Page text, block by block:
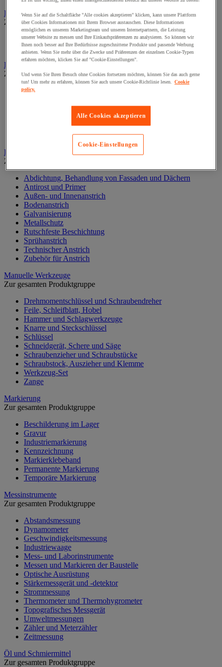
Elektrowerkzeug
Zur gesamten Produktgruppe
Elektrowerkzeug mit Kabel
Kabelloses Elektrowerkzeug
Kleben und Abdichten
Zur gesamten Produktgruppe
Industrie- und Wartungskleber
Klebstoff und Dichtmasse zur Isolierung, Schalldämmung
Oberflächenbehandlung- und Reinigung
Zubehör zum Kleben und Abdichten
Lackieren und Beschichten
Zur gesamten Produktgruppe
Abdichtung, Behandlung von Fassaden und Dächern
Antirost und Primer
Außen- und Innenanstrich
Bodenanstrich
Galvanisierung
Metallschutz
Rutschfeste Beschichtung
Sprühanstrich
Technischer Anstrich
Zubehör für Anstrich
Manuelle Werkzeuge
Zur gesamten Produktgruppe
Drehmomentschlüssel und Schraubendreher
Feile, Schleifblatt, Hobel
Hammer und Schlagwerkzeuge
Knarre und Steckschlüssel
Schlüssel
Schneidgerät, Schere und Säge
Schraubenzieher und Schraubstücke
Schraubstock, Auszieher und Klemme
Werkzeug-Set
Zange
Markierung
Zur gesamten Produktgruppe
Beschilderung im Lager
Gravur
Industriemarkierung
Kennzeichnung
Markierklebeband
Permanente Markierung
Temporäre Markierung
Messinstrumente
Zur gesamten Produktgruppe
Abstandsmessung
Dynamometer
Geschwindigkeitsmessung
Industriewaage
Mess- und Laborinstrumente
Messen und Markieren der Baustelle
Optische Ausrüstung
Stärkemessgerät und -detektor
Strommessung
Thermometer und Thermohygrometer
Topografisches Messgerät
Umweltmessungen
Zähler und Meterzähler
Zeitmessung
Öl und Schmiermittel
Zur gesamten Produktgruppe
Wenn Sie auf die Schaltfläche "Alle cookies akzeptieren" klicken, kann unsere Plattform
über Cookies Informationen mit Ihrem Browser austauschen. Diese Informationen
ermöglichen es unserem Marketingteam und unseren Internetpartnern, die Leistung
unserer Website zu messen und Ihre Einkaufspräferenzen zu analysieren. So können wir
Ihnen noch besser auf Ihre Bedürfnisse zugeschnittene Produkte und passende Werbung
anbieten. Wenn Sie mehr über die Zwecke und Präferenzen der einzelnen Cookie-Typen
erfahren möchten, klicken Sie auf "Cookie-Einstellungen".
Und wenn Sie Ihren Besuch ohne Cookies fortsetzen möchten, können Sie das auch gerne
tun! Um mehr zu erfahren, können Sie auch unsere Cookie-Richtlinie lesen. Cookie
policy.
Alle Cookies akzeptieren
Cookie-Einstellungen